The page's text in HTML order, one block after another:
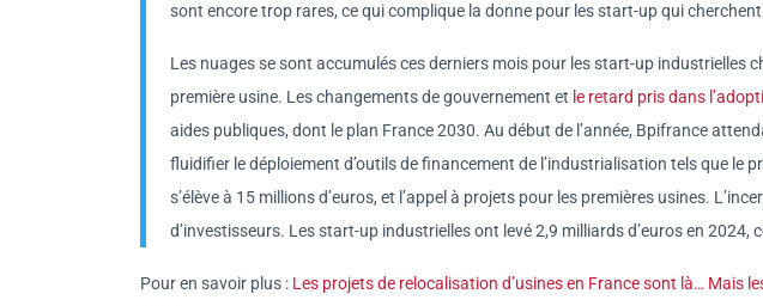
sont encore trop rares, ce qui complique la donne pour les start-up qui
Les nuages se sont accumulés ces derniers mois pour les start-up industrielles
première usine. Les changements de gouvernement et le retard pris dans
aides publiques, dont le plan France 2030. Au début de l’année, Bpifrance
fluidifier le déploiement d’outils de financement de l’industrialisation tels que le
s’élève à 15 millions d’euros, et l’appel à projets pour les premières usines.
d’investisseurs. Les start-up industrielles ont levé 2,9 milliards d’euros en 2024,
Pour en savoir plus : Les projets de relocalisation d’usines en France sont là… Mais